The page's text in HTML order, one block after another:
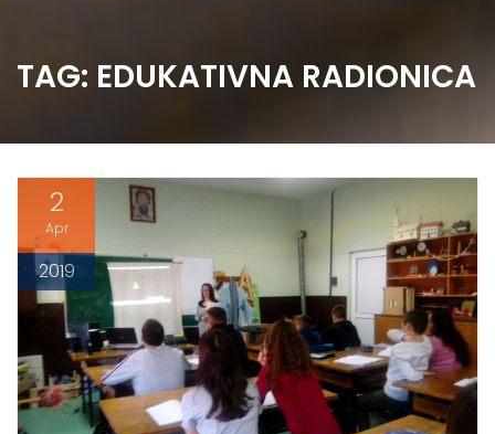
TAG: EDUKATIVNA RADIONICA
2
Apr
2019